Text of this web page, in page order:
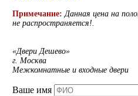
Примечание: Данная цена на
не распространяется!.
«Двери Дешево»
г. Москва
Межкомнатные и входные двери
Ваше имя